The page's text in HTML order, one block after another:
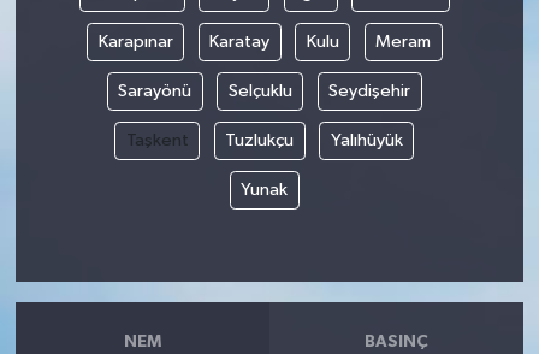
Karapınar Karatay Kulu Meram
Sarayönü Selçuklu Seydişehir
Taşkent Tuzlukçu Yalıhüyük
Yunak
NEM BASINÇ